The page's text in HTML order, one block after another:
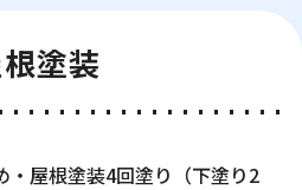
塗装
・屋根塗装4回塗り（下塗り2